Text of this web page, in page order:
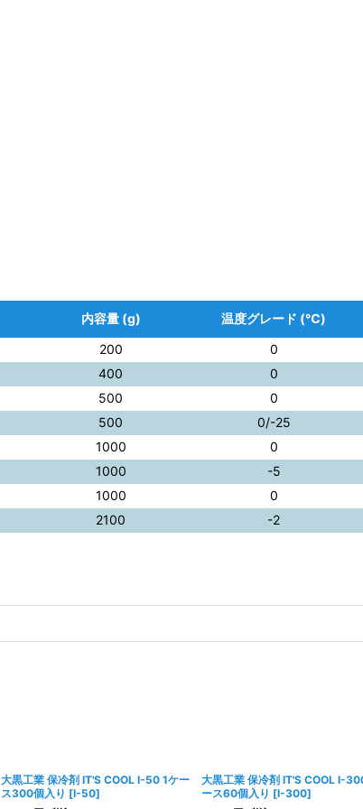
内容量 (g) 温度グレード (℃)
200 0
400 0
500 0
500 0/-25
1000 0
1000 -5
1000 0
2100 -2
大黒工業 保冷剤 IT'S COOL I-50 1ケー
ス300個入り [I-50]
大黒工業 保冷剤 IT'S COOL I-
ース60個入り [I-300]